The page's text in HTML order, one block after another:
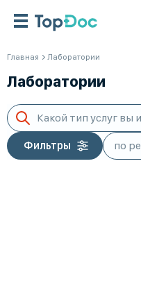
Главная Лаборатории
Лаборатории
Какой тип услуг вы
Фильтры